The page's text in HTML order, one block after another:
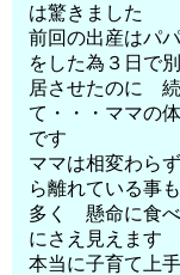
は驚きました
前回の出産はパ
をした為３日で別
居させたのに 続
て・・・ママの
です
ママは相変わら
ら離れている事も
多く 懸命に食
にさえ見えます
本当に子育て上